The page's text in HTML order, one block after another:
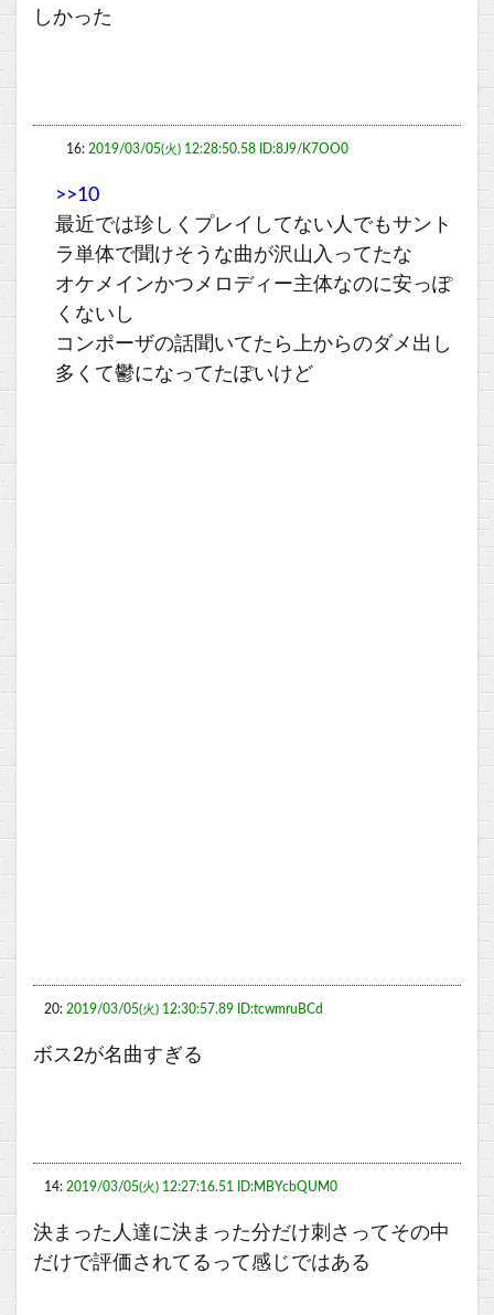
しかった
16: 2019/03/05(火) 12:28:50.58 ID:8J9/K7OO0
>>10
最近では珍しくプレイしてない人でもサント
ラ単体で聞けそうな曲が沢山入ってたな
オケメインかつメロディー主体なのに安っぽ
くないし
コンポーザの話聞いてたら上からのダメ出し
多くて鬱になってたぽいけど
20: 2019/03/05(火) 12:30:57.89 ID:tcwmruBCd
ボス2が名曲すぎる
14: 2019/03/05(火) 12:27:16.51 ID:MBYcbQUM0
決まった人達に決まった分だけ刺さってその中
だけで評価されてるって感じではある